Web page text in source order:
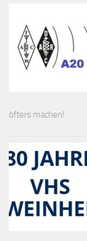
öfters machen!